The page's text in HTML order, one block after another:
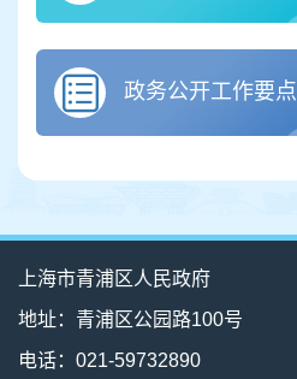
政务公开工作要点
上海市青浦区人民政府
地址：青浦区公园路100号
电话：021-59732890